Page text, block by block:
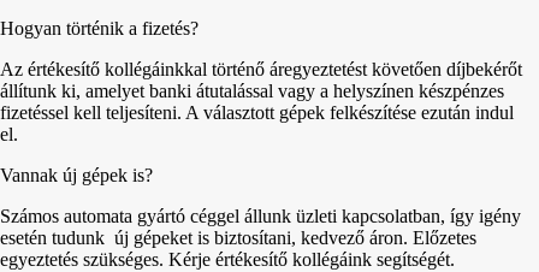
Hogyan történik a fizetés?
Az értékesítő kollégáinkkal történő áregyeztetést követően díjbekérőt
állítunk ki, amelyet banki átutalással vagy a helyszínen készpénzes
fizetéssel kell teljesíteni. A választott gépek felkészítése ezután indul
el.
Vannak új gépek is?
Számos automata gyártó céggel állunk üzleti kapcsolatban, így igény
esetén tudunk új gépeket is biztosítani, kedvező áron. Előzetes
egyeztetés szükséges. Kérje értékesítő kollégáink segítségét.